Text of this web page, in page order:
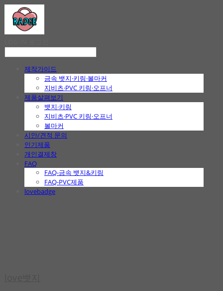
제작가이드
금속 뱃지·키링·볼마커
지비츠·PVC 키링·오프너
제품살펴보기
뱃지·키링
지비츠·PVC 키링·오프너
볼마커
시안/견적 문의
인기제품
개인결제창
FAQ
FAQ-금속 뱃지&키링
FAQ-PVC제품
lovebadge